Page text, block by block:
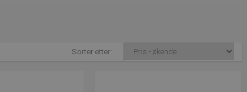
opdateret på voresnyhedssidehvor du vil finde alle de
Sorter etter: